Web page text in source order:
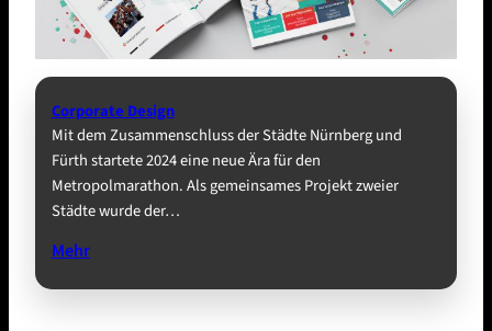
Corporate Design
Mit dem Zusammenschluss der Städte Nürnberg und
Fürth startete 2024 eine neue Ära für den
Metropolmarathon. Als gemeinsames Projekt zweier
Städte wurde der…
Mehr